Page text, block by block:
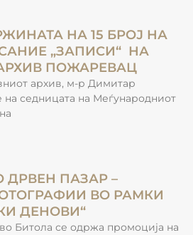
НА 15 БРОЈ НА
„ЗАПИСИ“ НА
ПОЖАРЕВАЦ
архив, м-р Димитар
на седницата на Меѓународниот
ДРВЕН ПАЗАР –
ВО РАМКИ
ДЕНОВИ“
Битола се одржа промоција на